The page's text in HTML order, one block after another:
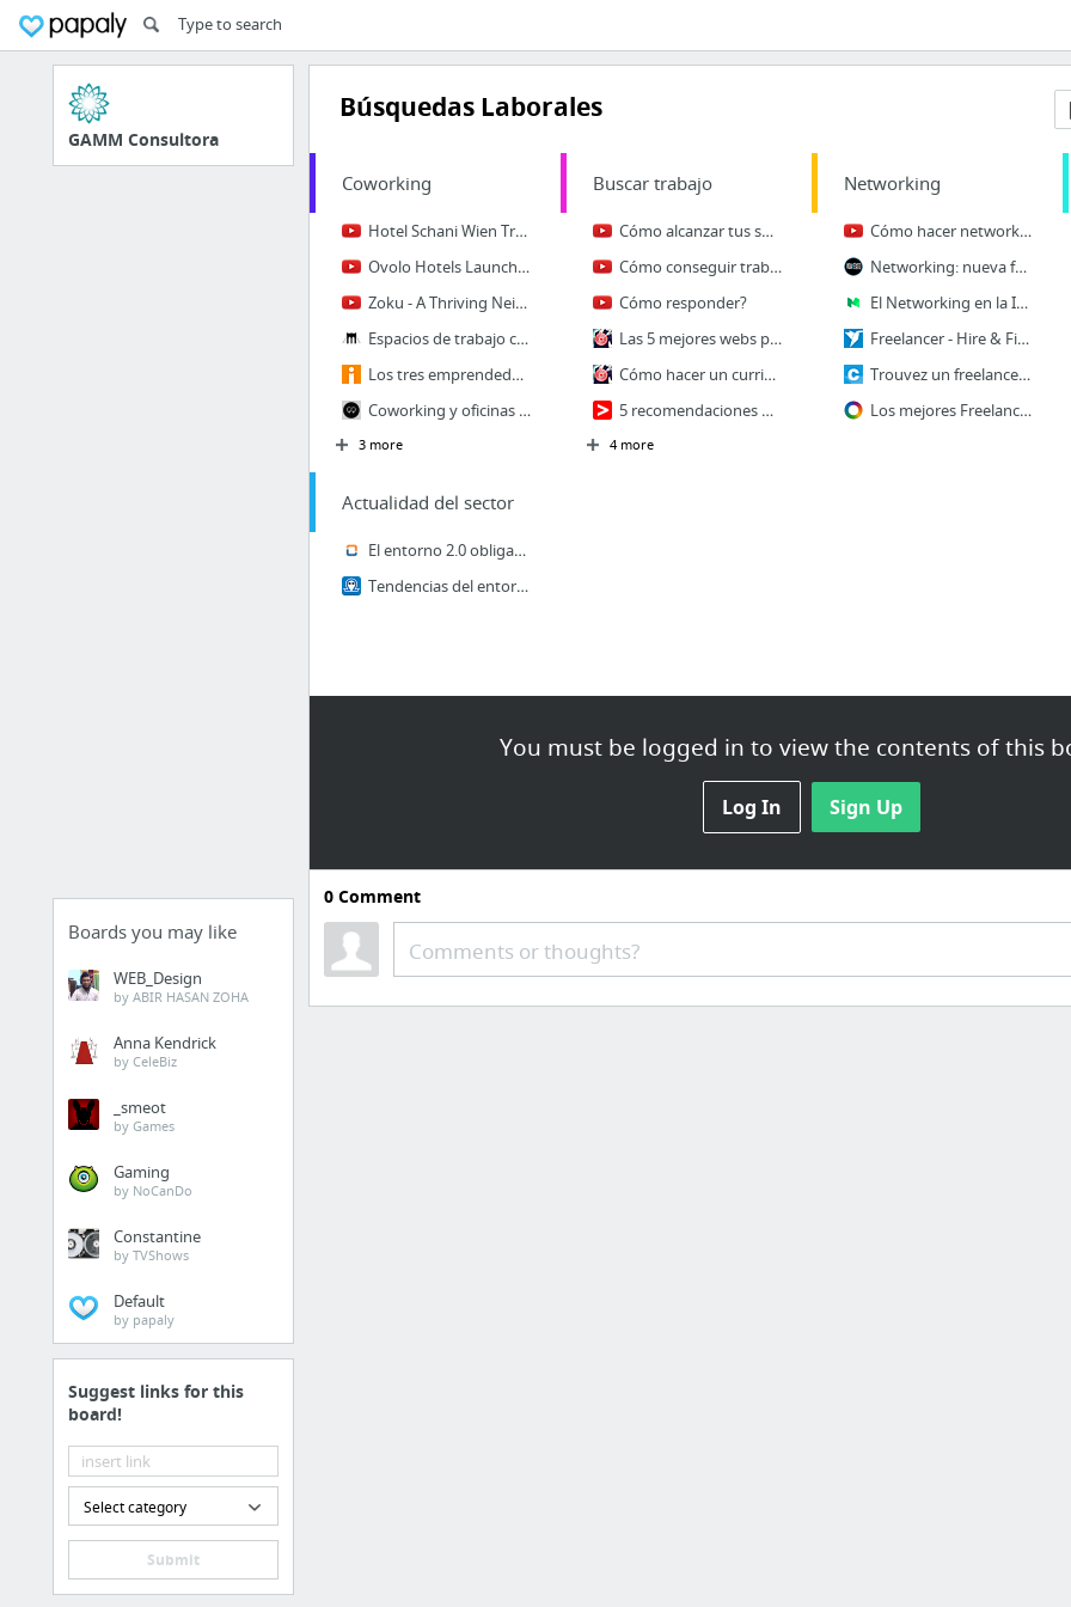
GAMM Consultora
Boards you may like
WEB_Design
by ABIR HASAN ZOHA
Anna Kendrick
by CeleBiz
_smeot
by Games
Gaming
by NoCanDo
Constantine
by TVShows
Default
by papaly
Suggest links for this
board!
Select category
Submit
Búsquedas Laborales
You must be logged in to view the contents of this
Log In Sign Up
Coworking
Hotel Schani Wien Trailer
Ovolo Hotels Launches Mojo Nomad
Zoku - A Thriving Neighborhood for Global Nomads
Espacios de trabajo compartidos, para freelancers, profesionales independientes y Start...
Los tres emprendedores que fundaron la red de espacios de coworking más grande de Argen...
Coworking y oficinas compartidas en España
3 more
Actualidad del sector
El entorno 2.0 obligará a "redefinir" perfiles profesionales en turismo | Economía
Tendencias del entorno competitivo en Turismo
Buscar trabajo
Cómo alcanzar tus sueños
Cómo conseguir trabajo (en sólo 7 pasos)
Cómo responder?
Las 5 mejores webs para encontrar empleo (no necesitas más) - CazaTuTrabajo
Cómo hacer un curriculum sin experiencia - CazaTuTrabajo
5 recomendaciones para recién graduados que buscan trabajo
4 more
Networking
Cómo hacer networking
Networking: nueva forma de oportunidad de empleo - Noticias de Recursos Humanos, Tenden...
El Networking en la Industria del Turismo – Tourism Networking – Medium
Freelancer - Hire & Find Jobs
Trouvez un freelance disponible gratuitement
Los mejores Freelancers de Latinoamérica | Workana
0Comment
Comments or thoughts?